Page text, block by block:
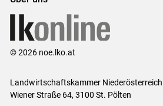
© 2026 noe.lko.at
Landwirtschaftskammer Niederösterreich
Wiener Straße 64, 3100 St. Pölten